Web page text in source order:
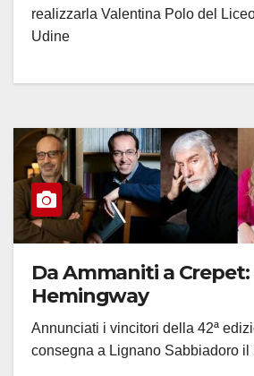
realizzarla Valentina Polo del
Udine
Da Ammaniti a Crepet:
Hemingway
Annunciati i vincitori della 42ª
consegna a Lignano Sabbiadoro il